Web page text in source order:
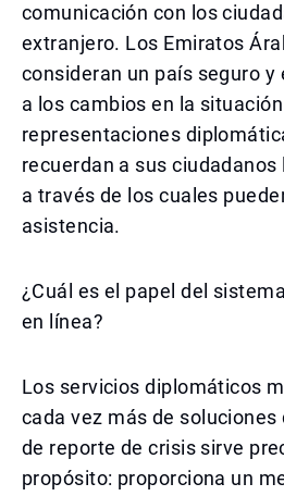
comunicación con los
extranjero. Los Emiratos
consideran un país seguro y
a los cambios en la
representaciones
recuerdan a sus
a través de los cuales
asistencia.
¿Cuál es el papel del
en línea?
Los servicios diplomáticos
cada vez más de
de reporte de crisis sirve
propósito: proporciona un